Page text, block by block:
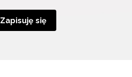
Zapisuję się